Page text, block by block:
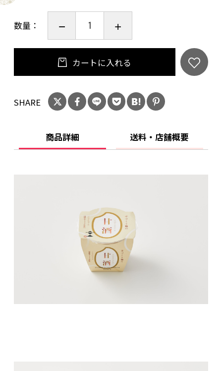
数量：
カートに入れる
SHARE
商品詳細 送料・店舗概要